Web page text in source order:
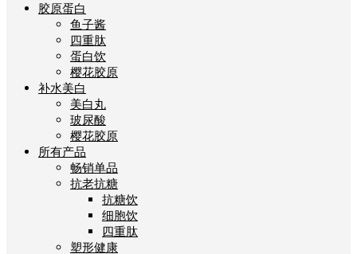
胶原蛋白
鱼子酱
四重肽
蛋白饮
樱花胶原
补水美白
美白丸
玻尿酸
樱花胶原
所有产品
畅销单品
抗老抗糖
抗糖饮
细胞饮
四重肽
塑形健康